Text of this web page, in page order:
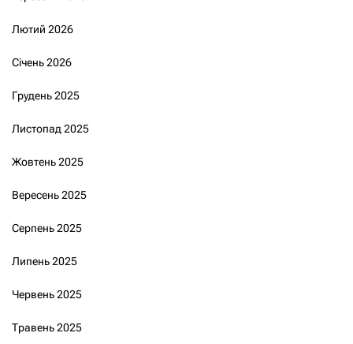
Лютий 2026
Січень 2026
Грудень 2025
Листопад 2025
Жовтень 2025
Вересень 2025
Серпень 2025
Липень 2025
Червень 2025
Травень 2025